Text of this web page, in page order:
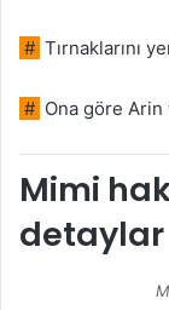
# Tırnaklarını
# Ona göre Arin
Mimi
detaylar